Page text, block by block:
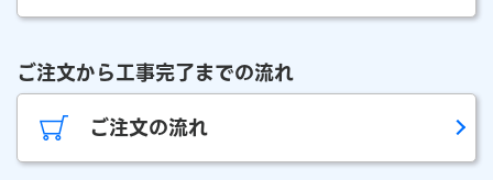
ご注文から工事完了までの流れ
ご注文の流れ